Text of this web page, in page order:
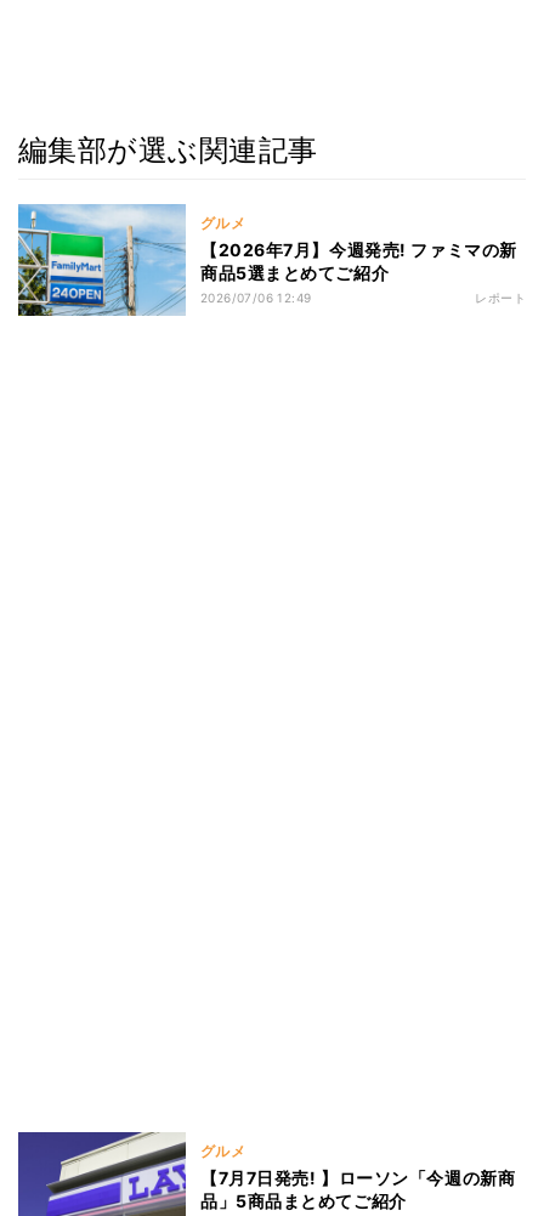
編集部が選ぶ関連記事
グルメ
【2026年7月】今週発売! ファミマの新
商品5選まとめてご紹介
2026/07/06 12:49 レポート
グルメ
【7月7日発売! 】ローソン「今週の新商
品」5商品まとめてご紹介